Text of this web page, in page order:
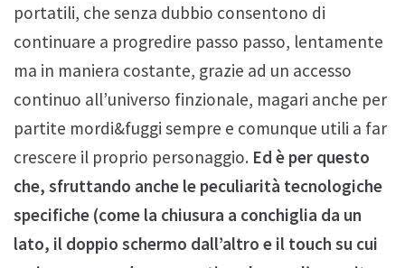
portatili, che senza dubbio consentono di
continuare a progredire passo passo, lentamente
ma in maniera costante, grazie ad un accesso
continuo all’universo finzionale, magari anche per
partite mordi&fuggi sempre e comunque utili a far
crescere il proprio personaggio. Ed è per questo
che, sfruttando anche le peculiarità tecnologiche
specifiche (come la chiusura a conchiglia da un
lato, il doppio schermo dall’altro e il touch su cui